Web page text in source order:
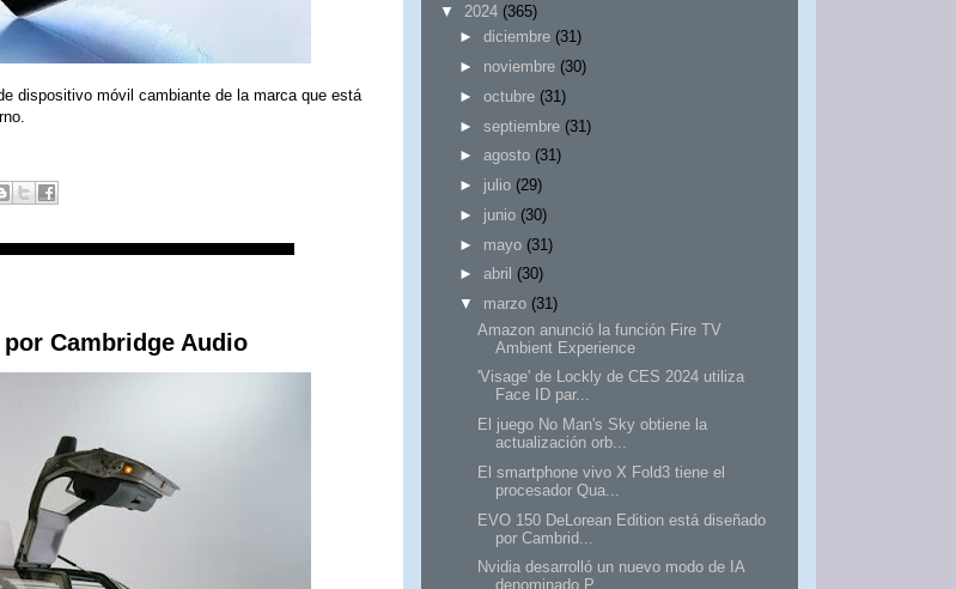
dispositivo móvil cambiante de la marca que está
Cambridge Audio
▼
2024 (365)
► diciembre (31)
► noviembre (30)
► octubre (31)
► septiembre (31)
► agosto (31)
► julio (29)
► junio (30)
► mayo (31)
► abril (30)
▼
marzo (31)
Amazon anunció la función Fire TV
Ambient Experience
'Visage' de Lockly de CES 2024 utiliza
Face ID par...
El juego No Man's Sky obtiene la
actualización orb...
El smartphone vivo X Fold3 tiene el
procesador Qua...
EVO 150 DeLorean Edition está diseñado
por Cambrid...
Nvidia desarrolló un nuevo modo de IA
denominado P...